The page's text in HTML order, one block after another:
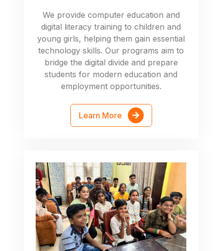
We provide computer education and
digital literacy training to children and
young girls, helping them gain essential
technology skills. Our programs aim to
bridge the digital divide and prepare
students for modern education and
employment opportunities.
Learn More